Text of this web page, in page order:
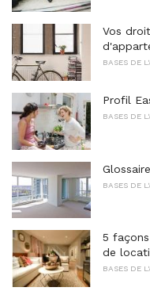
Vos
BASES DE
Profil
BASES DE
BASES DE
5
de
BASES DE